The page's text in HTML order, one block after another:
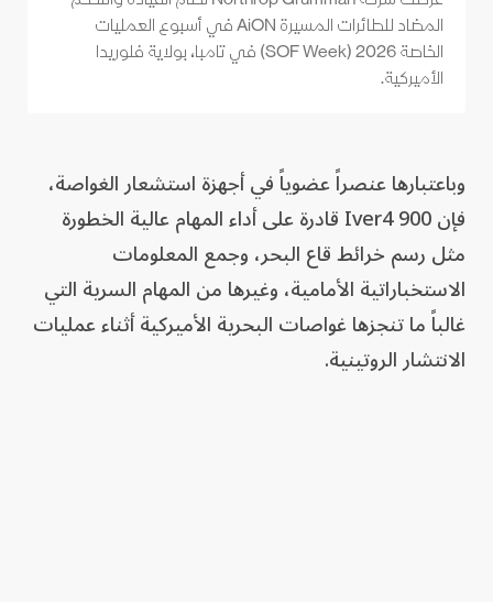
المضاد للطائرات المسيرة AiON في أسبوع العمليات
الخاصة 2026 (SOF Week) في تامبا، بولاية فلوريدا
الأميركية.
وباعتبارها عنصراً عضوياً في أجهزة استشعار الغواصة،
فإن Iver4 900 قادرة على أداء المهام عالية الخطورة
مثل رسم خرائط قاع البحر، وجمع المعلومات
الاستخباراتية الأمامية، وغيرها من المهام السرية التي
غالباً ما تنجزها غواصات البحرية الأميركية أثناء عمليات
الانتشار الروتينية.